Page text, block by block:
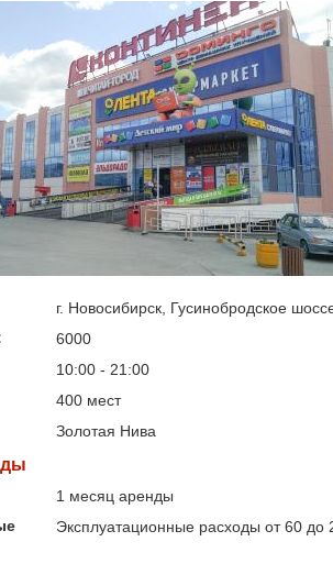
г. Новосибирск, Гусинобродское
6000
10:00 - 21:00
400 мест
Золотая Нива
1 месяц аренды
Эксплуатационные расходы от 60 до